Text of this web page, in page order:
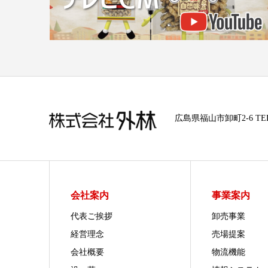
広島県福山市卸町2-6
会社案内
代表ご挨拶
経営理念
会社概要
事業案内
卸売事業
売場提案
物流機能